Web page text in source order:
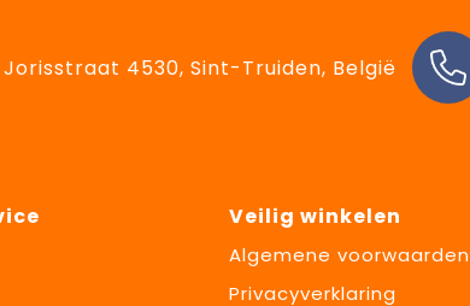
4530, Sint-Truiden, België
Veilig winkelen
Algemene voorwaarden
Privacyverklaring